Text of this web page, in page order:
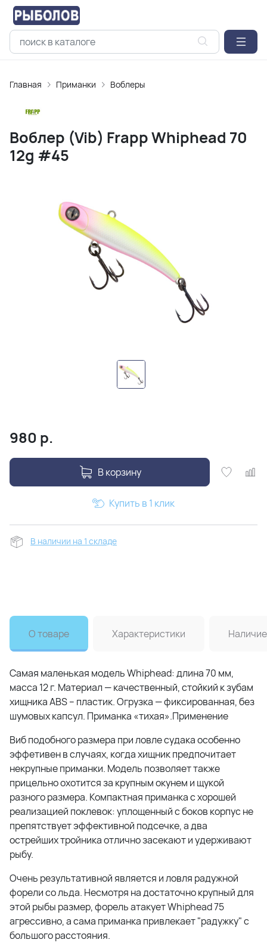
Главная Приманки Воблеры
Воблер (Vib) Frapp Whiphead 70
12g #45
980 р.
В корзину
Купить в 1 клик
В наличии на 1 складе
О товаре Характеристики Наличие
Самая маленькая модель Whiphead: длина 70 мм,
масса 12 г. Материал — качественный, стойкий к зубам
хищника ABS – пластик. Огрузка — фиксированная, без
шумовых капсул. Приманка «тихая».Применение
Виб подобного размера при ловле судака особенно
эффетивен в случаях, когда хищник предпочитает
некрупные приманки. Модель позволяет также
прицельно охотится за крупным окунем и щукой
разного размера. Компактная приманка с хорошей
реализацией поклевок: уплощенный с боков корпус не
препятствует эффективной подсечке, а два
острейших тройника отлично засекают и удерживают
рыбу.
Очень результативной является и ловля радужной
форели со льда. Несмотря на достаточно крупный для
этой рыбы размер, форель атакует Whiphead 75
агрессивно, а сама приманка привлекает "радужку" с
большого расстояния.